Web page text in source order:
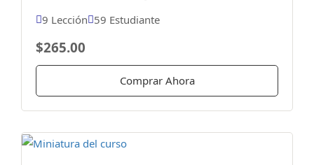
9 Lección 59 Estudiante
$265.00
Comprar Ahora